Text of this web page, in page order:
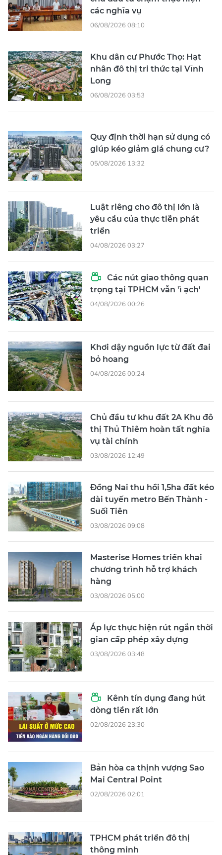
các nghĩa vụ
06/08/2026 08:10
Khu dân cư Phước Thọ: Hạt
nhân đô thị tri thức tại Vĩnh
Long
06/08/2026 03:53
Quy định thời hạn sử dụng có
giúp kéo giảm giá chung cư?
05/08/2026 13:32
Luật riêng cho đô thị lớn là
yêu cầu của thực tiễn phát
triển
04/08/2026 03:27
Các nút giao thông quan
trọng tại TPHCM vẫn 'ì ạch'
04/08/2026 00:26
Khơi dậy nguồn lực từ đất đai
bỏ hoang
04/08/2026 00:24
Chủ đầu tư khu đất 2A Khu đô
thị Thủ Thiêm hoàn tất nghĩa
vụ tài chính
03/08/2026 12:49
Đồng Nai thu hồi 1,5ha đất kéo
dài tuyến metro Bến Thành -
Suối Tiên
03/08/2026 09:08
Masterise Homes triển khai
chương trình hỗ trợ khách
hàng
03/08/2026 05:00
Áp lực thực hiện rút ngắn thời
gian cấp phép xây dựng
03/08/2026 03:48
Kênh tín dụng đang hút
dòng tiền rất lớn
02/08/2026 23:30
Bản hòa ca thịnh vượng Sao
Mai Central Point
02/08/2026 02:01
TPHCM phát triển đô thị
thông minh